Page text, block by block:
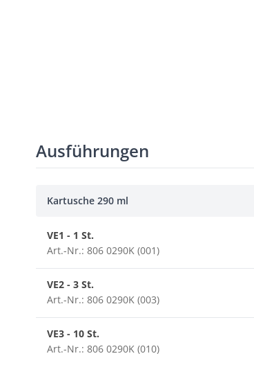
Ausführungen
Kartusche 290 ml
VE1 - 1 St.
Art.-Nr.: 806 0290K (001)
VE2 - 3 St.
Art.-Nr.: 806 0290K (003)
VE3 - 10 St.
Art.-Nr.: 806 0290K (010)